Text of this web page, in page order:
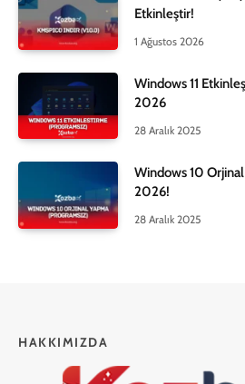
Etkinleştir!
1 Ağustos 2026
Windows 11
2026
28 Aralık 2025
Windows 10
2026!
28 Aralık 2025
HAKKIMIZDA